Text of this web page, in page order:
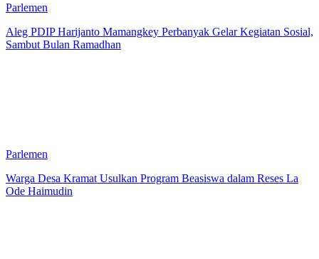
Parlemen
Aleg PDIP Harijanto Mamangkey Perbanyak Gelar Kegiatan Sosial,
Sambut Bulan Ramadhan
Parlemen
Warga Desa Kramat Usulkan Program Beasiswa dalam Reses La
Ode Haimudin